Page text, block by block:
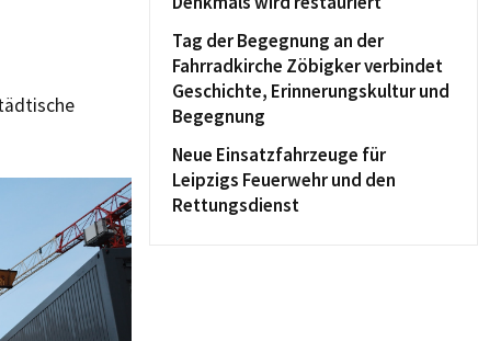
Tag der Begegnung an der
Fahrradkirche Zöbigker verbindet
Geschichte, Erinnerungskultur und
Begegnung
Neue Einsatzfahrzeuge für
Leipzigs Feuerwehr und den
Rettungsdienst